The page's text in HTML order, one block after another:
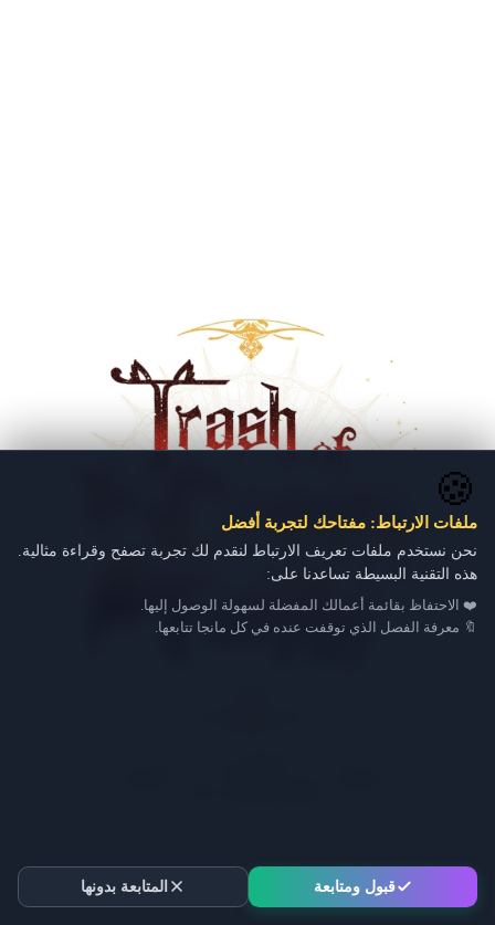
🍪
ملفات الارتباط: مفتاحك لتجربة أفضل
نحن نستخدم ملفات تعريف الارتباط لنقدم لك تجربة تصفح وقراءة مثالية.
هذه التقنية البسيطة تساعدنا على:
❤️ الاحتفاظ بقائمة أعمالك المفضلة لسهولة الوصول إليها.
🔖 معرفة الفصل الذي توقفت عنده في كل مانجا تتابعها.
قبول ومتابعة المتابعة بدونها